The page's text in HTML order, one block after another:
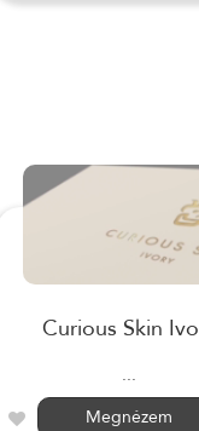
Curious Skin
...
Megnézem